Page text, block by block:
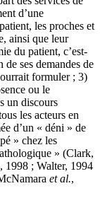
d’une
les proches et
ainsi que leur
du patient, c’est-
ses demandes de
formuler ; 3)
ou le
un discours
les acteurs en
d’un « déni » de
» chez les
» (Clark,
1998 ; Walter, 1994
et al.,